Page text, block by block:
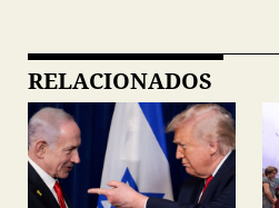
RELACIONADOS